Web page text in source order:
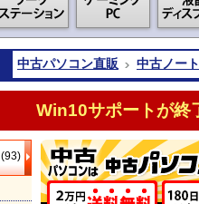
中古パソコン直販 中古ノー
Win10サポートが終
(93)